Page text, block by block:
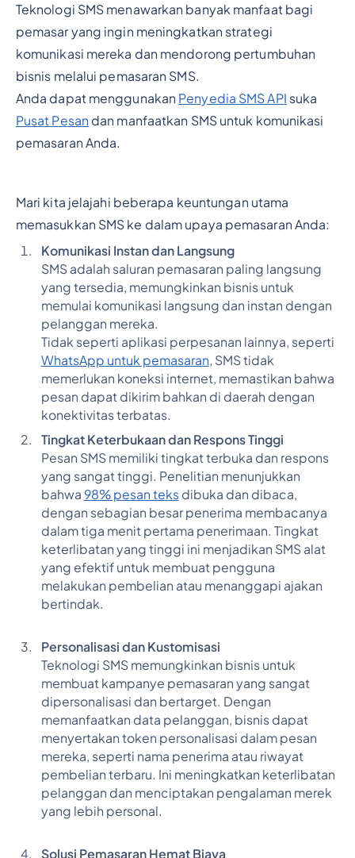
Teknologi SMS menawarkan banyak manfaat bagi
pemasar yang ingin meningkatkan strategi
komunikasi mereka dan mendorong pertumbuhan
bisnis melalui pemasaran SMS.
Anda dapat menggunakan Penyedia SMS API suka
Pusat Pesan dan manfaatkan SMS untuk komunikasi
pemasaran Anda.
Mari kita jelajahi beberapa keuntungan utama
memasukkan SMS ke dalam upaya pemasaran Anda:
Komunikasi Instan dan Langsung
SMS adalah saluran pemasaran paling langsung
yang tersedia, memungkinkan bisnis untuk
memulai komunikasi langsung dan instan dengan
pelanggan mereka.
Tidak seperti aplikasi perpesanan lainnya, seperti
WhatsApp untuk pemasaran, SMS tidak
memerlukan koneksi internet, memastikan bahwa
pesan dapat dikirim bahkan di daerah dengan
konektivitas terbatas.
Tingkat Keterbukaan dan Respons Tinggi
Pesan SMS memiliki tingkat terbuka dan respons
yang sangat tinggi. Penelitian menunjukkan
bahwa 98% pesan teksdibuka dan dibaca,
dengan sebagian besar penerima membacanya
dalam tiga menit pertama penerimaan. Tingkat
keterlibatan yang tinggi ini menjadikan SMS alat
yang efektif untuk membuat pengguna
melakukan pembelian atau menanggapi ajakan
bertindak.
Personalisasi dan Kustomisasi
Teknologi SMS memungkinkan bisnis untuk
membuat kampanye pemasaran yang sangat
dipersonalisasi dan bertarget. Dengan
memanfaatkan data pelanggan, bisnis dapat
menyertakan token personalisasi dalam pesan
mereka, seperti nama penerima atau riwayat
pembelian terbaru. Ini meningkatkan keterlibatan
pelanggan dan menciptakan pengalaman merek
yang lebih personal.
Solusi Pemasaran Hemat Biaya